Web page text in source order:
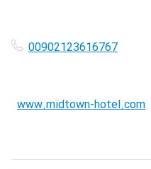
00902123616767
www.midtown-hotel.com